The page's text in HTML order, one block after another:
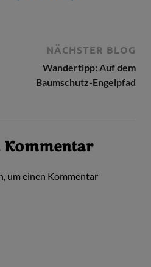
NÄCHSTER BLOG
Wandertipp: Auf dem
Baumschutz-Engelpfad
Kommentar
um einen Kommentar